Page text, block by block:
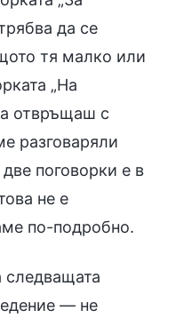
да се
тя малко или
„На
отвръщаш с
разговаряли
поговорки е в
не е
по-подробно.
следващата
— не